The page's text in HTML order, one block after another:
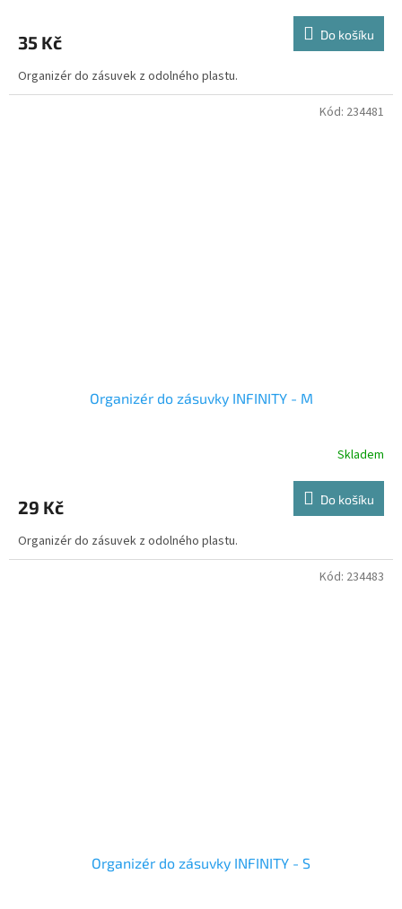
35 Kč Do košíku
Organizér do zásuvek z odolného plastu.
Organizér do zásuvky INFINITY - M
Skladem
29 Kč Do košíku
Organizér do zásuvek z odolného plastu.
Kód: 234481
Organizér do zásuvky INFINITY - S
Kód: 234483